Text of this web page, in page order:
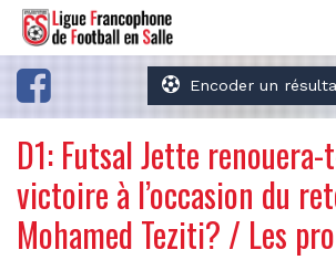
Encoder un
D1: Futsal Jette
victoire à l’occasion du
Mohamed Teziti? / Les